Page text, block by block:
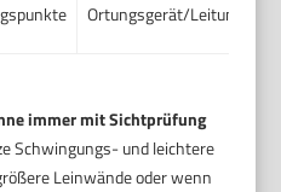
Ortungsgerät/
immer mit Sichtprüfung
Schwingungs- und leichtere
Leinwände oder wenn